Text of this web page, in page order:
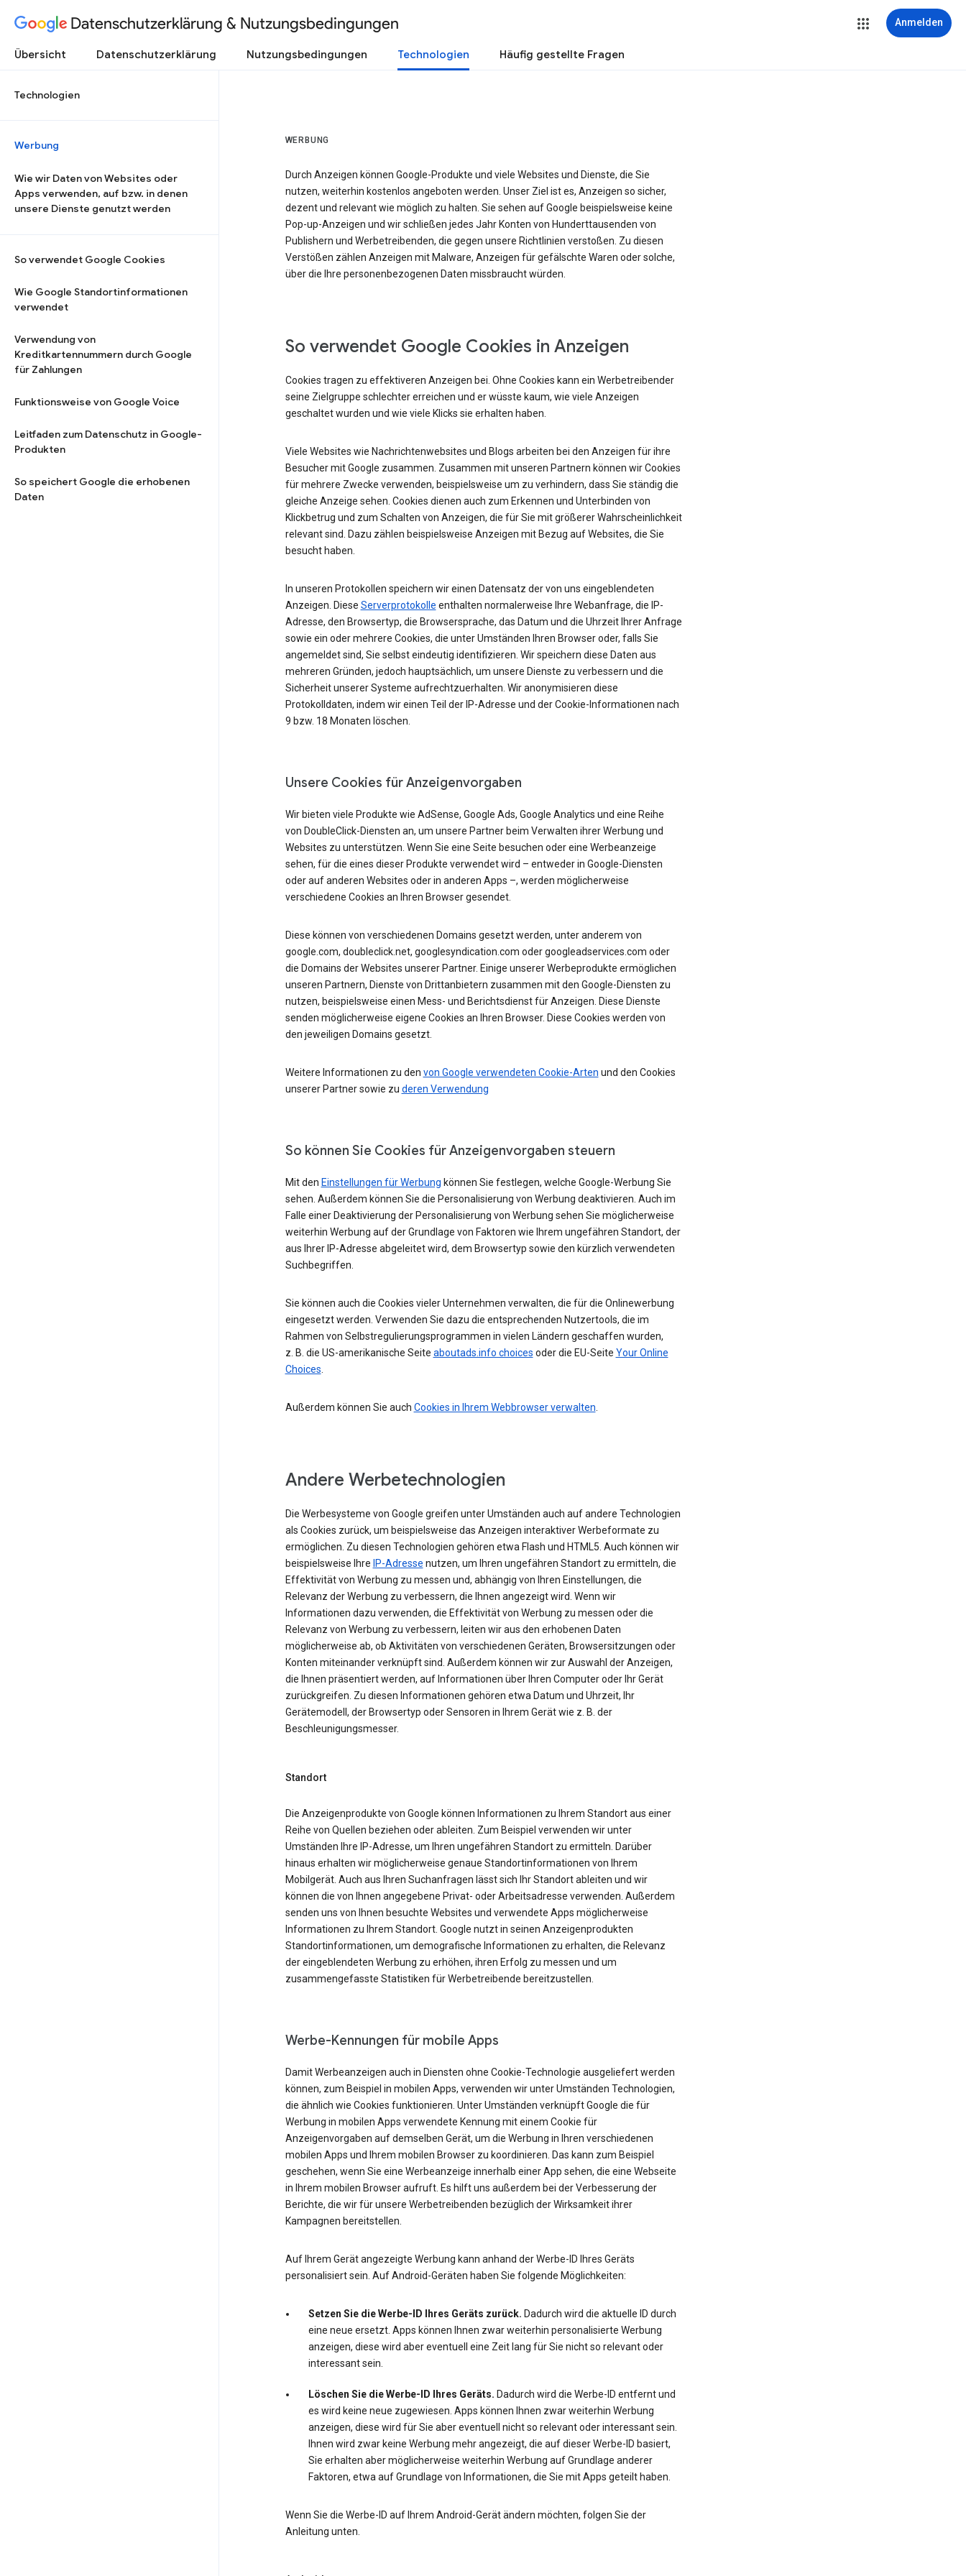
Datenschutzerklärung & Nutzungsbedingungen Anmelden
Übersicht Datenschutzerklärung Nutzungsbedingungen Technologien Häufig gestellte Fragen
Technologien
Werbung
Wie wir Daten von Websites oder
Apps verwenden, auf bzw. in denen
unsere Dienste genutzt werden
So verwendet Google Cookies
Wie Google Standortinformationen
verwendet
Verwendung von
Kreditkartennummern durch Google
für Zahlungen
Funktionsweise von Google Voice
Leitfaden zum Datenschutz in Google-
Produkten
So speichert Google die erhobenen
Daten
WERBUNG
Durch Anzeigen können Google-Produkte und viele Websites und Dienste, die Sie
nutzen, weiterhin kostenlos angeboten werden. Unser Ziel ist es, Anzeigen so sicher,
dezent und relevant wie möglich zu halten. Sie sehen auf Google beispielsweise keine
Pop-up-Anzeigen und wir schließen jedes Jahr Konten von Hunderttausenden von
Publishern und Werbetreibenden, die gegen unsere Richtlinien verstoßen. Zu diesen
Verstößen zählen Anzeigen mit Malware, Anzeigen für gefälschte Waren oder solche,
über die Ihre personenbezogenen Daten missbraucht würden.
So verwendet Google Cookies in Anzeigen
Cookies tragen zu effektiveren Anzeigen bei. Ohne Cookies kann ein Werbetreibender
seine Zielgruppe schlechter erreichen und er wüsste kaum, wie viele Anzeigen
geschaltet wurden und wie viele Klicks sie erhalten haben.
Viele Websites wie Nachrichtenwebsites und Blogs arbeiten bei den Anzeigen für ihre
Besucher mit Google zusammen. Zusammen mit unseren Partnern können wir Cookies
für mehrere Zwecke verwenden, beispielsweise um zu verhindern, dass Sie ständig die
gleiche Anzeige sehen. Cookies dienen auch zum Erkennen und Unterbinden von
Klickbetrug und zum Schalten von Anzeigen, die für Sie mit größerer Wahrscheinlichkeit
relevant sind. Dazu zählen beispielsweise Anzeigen mit Bezug auf Websites, die Sie
besucht haben.
In unseren Protokollen speichern wir einen Datensatz der von uns eingeblendeten
Anzeigen. Diese Serverprotokolle enthalten normalerweise Ihre Webanfrage, die IP-
Adresse, den Browsertyp, die Browsersprache, das Datum und die Uhrzeit Ihrer Anfrage
sowie ein oder mehrere Cookies, die unter Umständen Ihren Browser oder, falls Sie
angemeldet sind, Sie selbst eindeutig identifizieren. Wir speichern diese Daten aus
mehreren Gründen, jedoch hauptsächlich, um unsere Dienste zu verbessern und die
Sicherheit unserer Systeme aufrechtzuerhalten. Wir anonymisieren diese
Protokolldaten, indem wir einen Teil der IP-Adresse und der Cookie-Informationen nach
9 bzw. 18 Monaten löschen.
Unsere Cookies für Anzeigenvorgaben
Wir bieten viele Produkte wie AdSense, Google Ads, Google Analytics und eine Reihe
von DoubleClick-Diensten an, um unsere Partner beim Verwalten ihrer Werbung und
Websites zu unterstützen. Wenn Sie eine Seite besuchen oder eine Werbeanzeige
sehen, für die eines dieser Produkte verwendet wird – entweder in Google-Diensten
oder auf anderen Websites oder in anderen Apps –, werden möglicherweise
verschiedene Cookies an Ihren Browser gesendet.
Diese können von verschiedenen Domains gesetzt werden, unter anderem von
google.com, doubleclick.net, googlesyndication.com oder googleadservices.com oder
die Domains der Websites unserer Partner. Einige unserer Werbeprodukte ermöglichen
unseren Partnern, Dienste von Drittanbietern zusammen mit den Google-Diensten zu
nutzen, beispielsweise einen Mess- und Berichtsdienst für Anzeigen. Diese Dienste
senden möglicherweise eigene Cookies an Ihren Browser. Diese Cookies werden von
den jeweiligen Domains gesetzt.
Weitere Informationen zu den von Google verwendeten Cookie-Arten und den Cookies
unserer Partner sowie zu deren Verwendung
So können Sie Cookies für Anzeigenvorgaben steuern
Mit den Einstellungen für Werbung können Sie festlegen, welche Google-Werbung Sie
sehen. Außerdem können Sie die Personalisierung von Werbung deaktivieren. Auch im
Falle einer Deaktivierung der Personalisierung von Werbung sehen Sie möglicherweise
weiterhin Werbung auf der Grundlage von Faktoren wie Ihrem ungefähren Standort, der
aus Ihrer IP-Adresse abgeleitet wird, dem Browsertyp sowie den kürzlich verwendeten
Suchbegriffen.
Sie können auch die Cookies vieler Unternehmen verwalten, die für die Onlinewerbung
eingesetzt werden. Verwenden Sie dazu die entsprechenden Nutzertools, die im
Rahmen von Selbstregulierungsprogrammen in vielen Ländern geschaffen wurden,
z. B. die US-amerikanische Seite aboutads.info choices oder die EU-Seite Your Online
Choices.
Außerdem können Sie auch Cookies in Ihrem Webbrowser verwalten.
Andere Werbetechnologien
Die Werbesysteme von Google greifen unter Umständen auch auf andere Technologien
als Cookies zurück, um beispielsweise das Anzeigen interaktiver Werbeformate zu
ermöglichen. Zu diesen Technologien gehören etwa Flash und HTML5. Auch können wir
beispielsweise Ihre IP-Adresse nutzen, um Ihren ungefähren Standort zu ermitteln, die
Effektivität von Werbung zu messen und, abhängig von Ihren Einstellungen, die
Relevanz der Werbung zu verbessern, die Ihnen angezeigt wird. Wenn wir
Informationen dazu verwenden, die Effektivität von Werbung zu messen oder die
Relevanz von Werbung zu verbessern, leiten wir aus den erhobenen Daten
möglicherweise ab, ob Aktivitäten von verschiedenen Geräten, Browsersitzungen oder
Konten miteinander verknüpft sind. Außerdem können wir zur Auswahl der Anzeigen,
die Ihnen präsentiert werden, auf Informationen über Ihren Computer oder Ihr Gerät
zurückgreifen. Zu diesen Informationen gehören etwa Datum und Uhrzeit, Ihr
Gerätemodell, der Browsertyp oder Sensoren in Ihrem Gerät wie z. B. der
Beschleunigungsmesser.
Standort
Die Anzeigenprodukte von Google können Informationen zu Ihrem Standort aus einer
Reihe von Quellen beziehen oder ableiten. Zum Beispiel verwenden wir unter
Umständen Ihre IP-Adresse, um Ihren ungefähren Standort zu ermitteln. Darüber
hinaus erhalten wir möglicherweise genaue Standortinformationen von Ihrem
Mobilgerät. Auch aus Ihren Suchanfragen lässt sich Ihr Standort ableiten und wir
können die von Ihnen angegebene Privat- oder Arbeitsadresse verwenden. Außerdem
senden uns von Ihnen besuchte Websites und verwendete Apps möglicherweise
Informationen zu Ihrem Standort. Google nutzt in seinen Anzeigenprodukten
Standortinformationen, um demografische Informationen zu erhalten, die Relevanz
der eingeblendeten Werbung zu erhöhen, ihren Erfolg zu messen und um
zusammengefasste Statistiken für Werbetreibende bereitzustellen.
Werbe-Kennungen für mobile Apps
Damit Werbeanzeigen auch in Diensten ohne Cookie-Technologie ausgeliefert werden
können, zum Beispiel in mobilen Apps, verwenden wir unter Umständen Technologien,
die ähnlich wie Cookies funktionieren. Unter Umständen verknüpft Google die für
Werbung in mobilen Apps verwendete Kennung mit einem Cookie für
Anzeigenvorgaben auf demselben Gerät, um die Werbung in Ihren verschiedenen
mobilen Apps und Ihrem mobilen Browser zu koordinieren. Das kann zum Beispiel
geschehen, wenn Sie eine Werbeanzeige innerhalb einer App sehen, die eine Webseite
in Ihrem mobilen Browser aufruft. Es hilft uns außerdem bei der Verbesserung der
Berichte, die wir für unsere Werbetreibenden bezüglich der Wirksamkeit ihrer
Kampagnen bereitstellen.
Auf Ihrem Gerät angezeigte Werbung kann anhand der Werbe-ID Ihres Geräts
personalisiert sein. Auf Android-Geräten haben Sie folgende Möglichkeiten:
Setzen Sie die Werbe-ID Ihres Geräts zurück. Dadurch wird die aktuelle ID durch
eine neue ersetzt. Apps können Ihnen zwar weiterhin personalisierte Werbung
anzeigen, diese wird aber eventuell eine Zeit lang für Sie nicht so relevant oder
interessant sein.
Löschen Sie die Werbe-ID Ihres Geräts. Dadurch wird die Werbe-ID entfernt und
es wird keine neue zugewiesen. Apps können Ihnen zwar weiterhin Werbung
anzeigen, diese wird für Sie aber eventuell nicht so relevant oder interessant sein.
Ihnen wird zwar keine Werbung mehr angezeigt, die auf dieser Werbe-ID basiert,
Sie erhalten aber möglicherweise weiterhin Werbung auf Grundlage anderer
Faktoren, etwa auf Grundlage von Informationen, die Sie mit Apps geteilt haben.
Wenn Sie die Werbe-ID auf Ihrem Android-Gerät ändern möchten, folgen Sie der
Anleitung unten.